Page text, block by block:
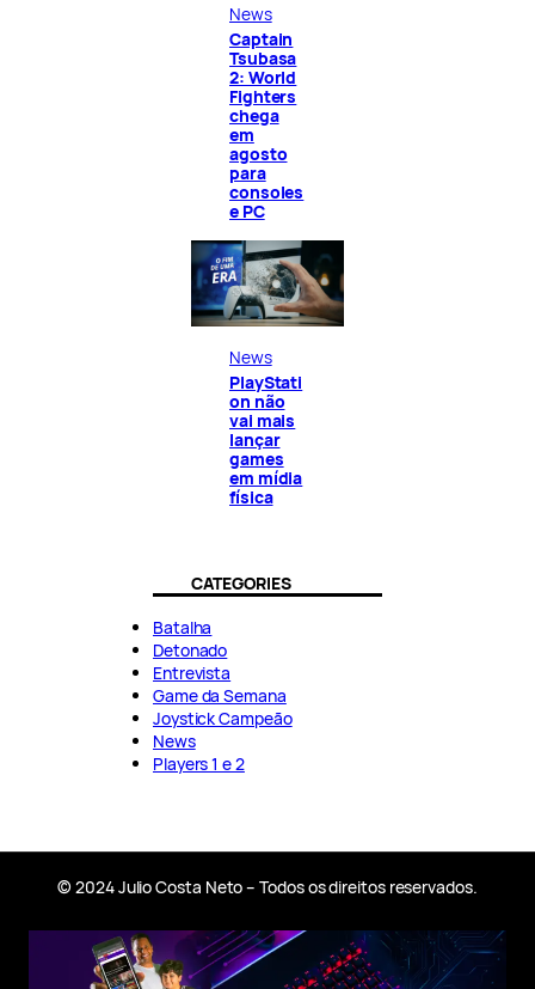
News
Captain
Tsubasa
2: World
Fighters
chega
em
agosto
para
consoles
e PC
News
PlayStati
on não
vai mais
lançar
games
em mídia
física
CATEGORIES
Batalha
Detonado
Entrevista
Game da Semana
Joystick Campeão
News
Players 1 e 2
© 2024 Julio Costa Neto – Todos os direitos reservados.